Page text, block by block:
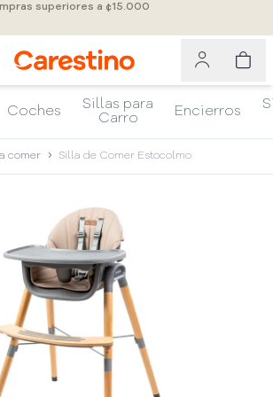
superiores a ¢15.000
Coches
Sillas para
Carro
Encierros
comer Silla de Comer Estocolmo